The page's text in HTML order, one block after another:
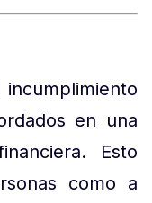
en una
Esto
como a